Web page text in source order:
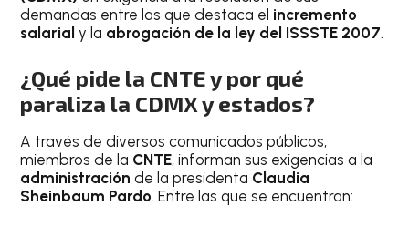
demandas entre las que destaca el incremento
salarialy la abrogación de la ley del ISSSTE 2007.
¿Qué pide la CNTE y por qué
paraliza la CDMX y estados?
A través de diversos comunicados públicos,
miembros de la CNTE, informan sus exigencias a la
administraciónde la presidenta Claudia
Sheinbaum Pardo. Entre las que se encuentran: